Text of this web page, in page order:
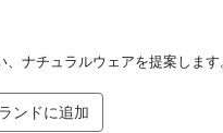
、ナチュラルウェアを提案します
ンドに追加